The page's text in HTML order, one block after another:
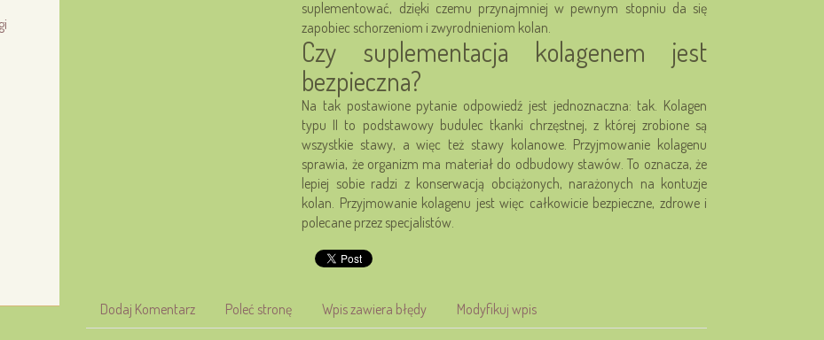
suplementować, dzięki czemu przynajmniej w pewnym stopniu da się
zapobiec schorzeniom i zwyrodnieniom kolan.
Czy suplementacja kolagenem jest
bezpieczna?
Na tak postawione pytanie odpowiedź jest jednoznaczna: tak. Kolagen
typu II to podstawowy budulec tkanki chrzęstnej, z której zrobione są
wszystkie stawy, a więc też stawy kolanowe. Przyjmowanie kolagenu
sprawia, że organizm ma materiał do odbudowy stawów. To oznacza, że
lepiej sobie radzi z konserwacją obciążonych, narażonych na kontuzje
kolan. Przyjmowanie kolagenu jest więc całkowicie bezpieczne, zdrowe i
polecane przez specjalistów.
Dodaj Komentarz Poleć stronę Wpis zawiera błędy Modyfikuj wpis